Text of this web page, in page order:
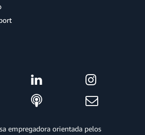
empregadora orientada pelos